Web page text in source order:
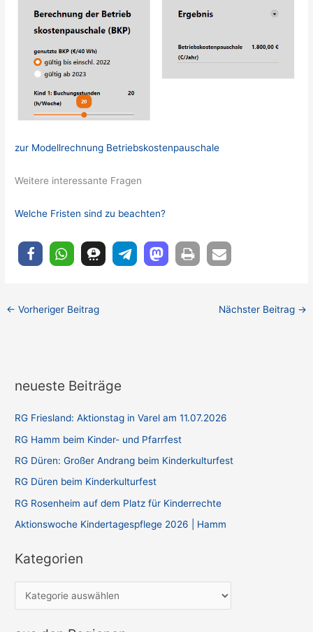
zur Modellrechnung Betriebskostenpauschale
Weitere interessante Fragen
Welche Fristen sind zu beachten?
← Vorheriger Beitrag Nächster Beitrag →
neueste Beiträge
RG Friesland: Aktionstag in Varel am 11.07.2026
RG Hamm beim Kinder- und Pfarrfest
RG Düren: Großer Andrang beim Kinderkulturfest
RG Düren beim Kinderkulturfest
RG Rosenheim auf dem Platz für Kinderrechte
Aktionswoche Kindertagespflege 2026 | Hamm
Kategorien
a